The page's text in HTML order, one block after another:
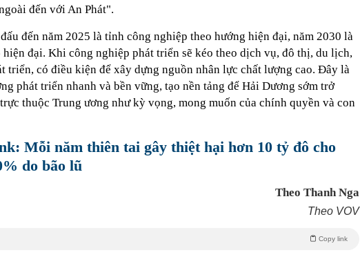
đến với An Phát".
đến năm 2025 là tỉnh công nghiệp theo hướng hiện đại, năm 2030 là
đại. Khi công nghiệp phát triển sẽ kéo theo dịch vụ, đô thị, du lịch,
triển, có điều kiện để xây dựng nguồn nhân lực chất lượng cao. Đây là
phát triển nhanh và bền vững, tạo nền tảng để Hải Dương sớm trở
thuộc Trung ương như kỳ vọng, mong muốn của chính quyền và con
Mỗi năm thiên tai gây thiệt hại hơn 10 tỷ đô cho
do bão lũ
Theo Thanh Nga
Theo VOV
Copy link